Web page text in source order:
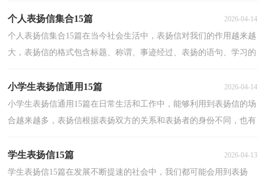
个人表扬信集合15篇 2026-04-14
个人表扬信集合15篇在当今社会生活中，表扬信对我们的作用越来越
大，表扬信的格式包含标题、称谓、事迹经过、表扬的语句、学习的
小学生表扬信通用15篇 2026-04-14
小学生表扬信通用15篇在日常生活和工作中，能够利用到表扬信的场
合越来越多，表扬信根据表扬双方的关系和表扬者的身份不同，也有
学生表扬信15篇 2026-04-13
学生表扬信15篇在发展不断提速的社会中，我们都可能会用到表扬